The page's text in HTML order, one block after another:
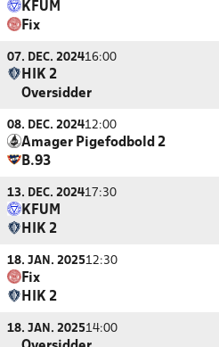
KFUM
Fix
07. DEC. 202416:00
HIK 2
Oversidder
08. DEC. 202412:00
Amager Pigefodbold 2
B.93
13. DEC. 202417:30
KFUM
HIK 2
18. JAN. 202512:30
Fix
HIK 2
18. JAN. 202514:00